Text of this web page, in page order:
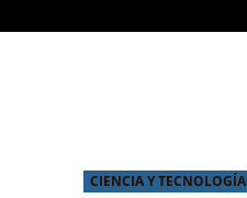
CIENCIA Y TECNOLOGÍA